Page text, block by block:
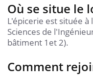
Où se situe le
L'épicerie est située à
Sciences de
bâtiment 1et 2).
Comment